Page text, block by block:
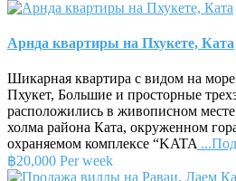
Арнда квартиры на Пхукете, Ката
Шикарная квартира с видом на
Пхукет, Большие и просторные
расположились в живописном
холма района Ката, окруженном
охраняемом комплексе “KATA
฿20,000 Per week